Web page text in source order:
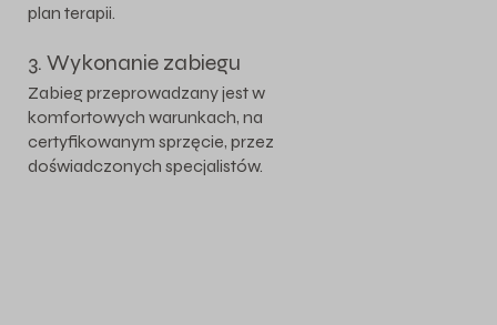
plan terapii.
3. Wykonanie zabiegu
Zabieg przeprowadzany jest w
komfortowych warunkach, na
certyfikowanym sprzęcie, przez
doświadczonych specjalistów.